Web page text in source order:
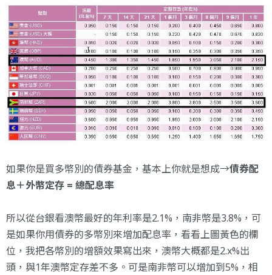
如果你是買多幣別的債券基金，基本上你就是想成→債券配
息＋外幣定存 = 總配息率
所以從台銀看澳幣最好的年利率是2.1%，南非幣是3.8%，可
是如果你用債券的多幣別來增加配息率，看看上圖黃色的欄
位，我把各幣別的增額效果寫出來，澳幣大概都是2.x%出
頭，與1年澳幣定存差不多。可是南非幣可以增加到5%，相